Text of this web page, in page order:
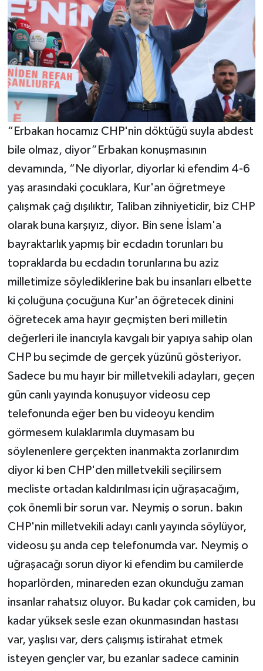
“Erbakan hocamız CHP'nin döktüğü suyla abdest
bile olmaz, diyor”Erbakan konuşmasının
devamında, “Ne diyorlar, diyorlar ki efendim 4-6
yaş arasındaki çocuklara, Kur'an öğretmeye
çalışmak çağ dışılıktır, Taliban zihniyetidir, biz CHP
olarak buna karşıyız, diyor. Bin sene İslam'a
bayraktarlık yapmış bir ecdadın torunları bu
topraklarda bu ecdadın torunlarına bu aziz
milletimize söylediklerine bak bu insanları elbette
ki çoluğuna çocuğuna Kur'an öğretecek dinini
öğretecek ama hayır geçmişten beri milletin
değerleri ile inancıyla kavgalı bir yapıya sahip olan
CHP bu seçimde de gerçek yüzünü gösteriyor.
Sadece bu mu hayır bir milletvekili adayları, geçen
gün canlı yayında konuşuyor videosu cep
telefonunda eğer ben bu videoyu kendim
görmesem kulaklarımla duymasam bu
söylenenlere gerçekten inanmakta zorlanırdım
diyor ki ben CHP'den milletvekili seçilirsem
mecliste ortadan kaldırılması için uğraşacağım,
çok önemli bir sorun var. Neymiş o sorun. bakın
CHP'nin milletvekili adayı canlı yayında söylüyor,
videosu şu anda cep telefonumda var. Neymiş o
uğraşacağı sorun diyor ki efendim bu camilerde
hoparlörden, minareden ezan okunduğu zaman
insanlar rahatsız oluyor. Bu kadar çok camiden, bu
kadar yüksek sesle ezan okunmasından hastası
var, yaşlısı var, ders çalışmış istirahat etmek
isteyen gençler var, bu ezanlar sadece caminin